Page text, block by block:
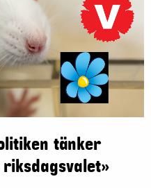
tänker